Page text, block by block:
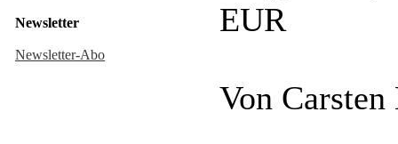
Newsletter
Newsletter-Abo
EUR
Von